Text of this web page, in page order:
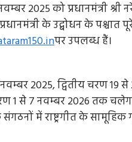
2025 को प्रधानमंत्री श्री
प्रधानमंत्री के उद्बोधन के
पर उपलब्ध हैं।
2025, द्वितीय चरण 19
1 से 7 नवम्बर 2026 तक
में राष्ट्रगीत के
दिग्गज
में ली अंतिम
आवाज